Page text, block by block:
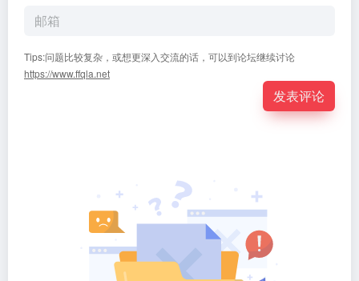
Tips:问题比较复杂，或想更深入交流的话，可以到论坛继续讨论
https://www.ffqla.net
发表评论